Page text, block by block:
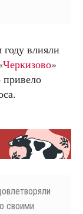
влияли
Черкизово»
привело
своими